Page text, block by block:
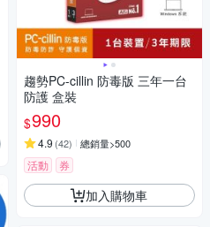
趨勢PC-cillin 防毒版 三年一台
防護 盒裝
$990
4.9 (42) 總銷量>500
活動 券
加入購物車